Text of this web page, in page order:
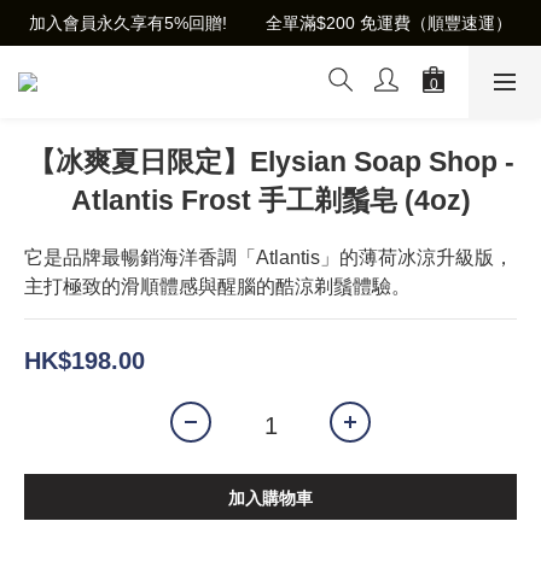
加入會員永久享有5%回贈!        全單滿$200 免運費（順豐速運）
【冰爽夏日限定】Elysian Soap Shop -
Atlantis Frost 手工剃鬚皂 (4oz)
它是品牌最暢銷海洋香調「Atlantis」的薄荷冰涼升級版，
主打極致的滑順體感與醒腦的酷涼剃鬚體驗。
HK$198.00
加入購物車